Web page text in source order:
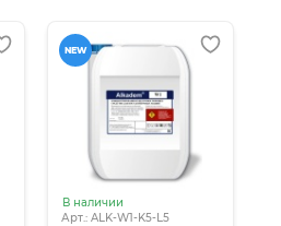
NEW
В наличии
Арт.: ALK-W1-K5-L5